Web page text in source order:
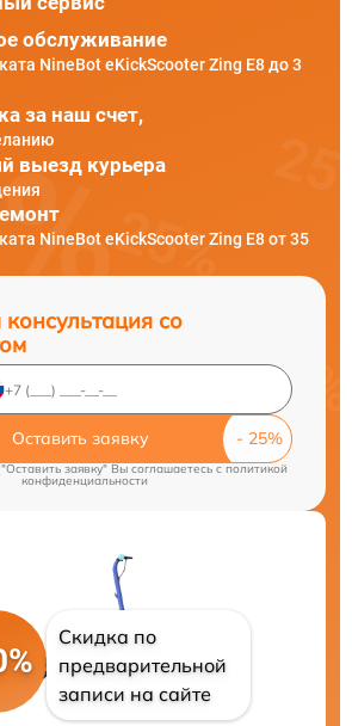
обслуживание
NineBot eKickScooter Zing E8 до 3
за наш счет,
выезд курьера
NineBot eKickScooter Zing E8 от 35
со
Оставить заявку
заявку" Вы соглашаетесь c политикой
конфиденциальности
Скидка по
предварительной
записи на сайте